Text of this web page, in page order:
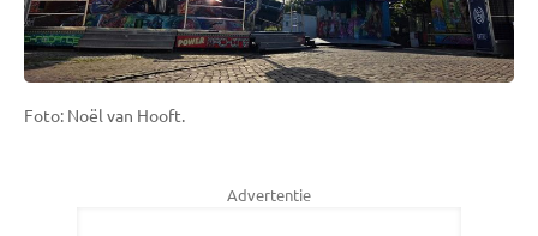
Foto: Noël van Hooft.
Advertentie